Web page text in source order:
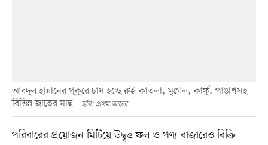
আবদুল হান্নানের পুকুরে চাষ হচ্ছে রুই-কাতলা, মৃগেল, কার্ফু, পাঙাশসহ
বিভিন্ন জাতের মাছ
ছবি: প্রথম আলো
পরিবারের প্রয়োজন মিটিয়ে উদ্বৃত্ত ফল ও পণ্য বাজারেও বিক্রি